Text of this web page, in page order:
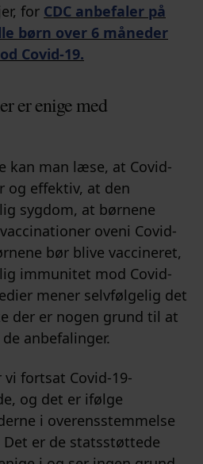
for CDC anbefaler på
børn over 6 måneder
Covid-19.
er enige med
kan man læse, at Covid-
og effektiv, at den
sygdom, at børnene
oveni Covid-
bør blive vaccineret,
immunitet mod Covid-
mener selvfølgelig det
der er nogen grund til at
anbefalinger.
fortsat Covid-19-
og det er ifølge
i overensstemmelse
er de statsstøttede